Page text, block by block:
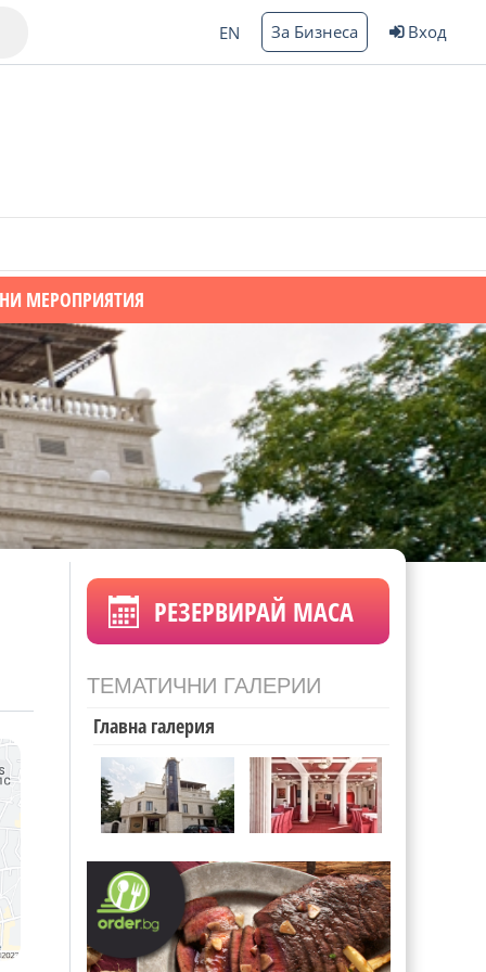
EN За Бизнеса Вход
МЕРОПРИЯТИЯ
РЕЗЕРВИРАЙ МАСА
ТЕМАТИЧНИ ГАЛЕРИИ
Главна галерия